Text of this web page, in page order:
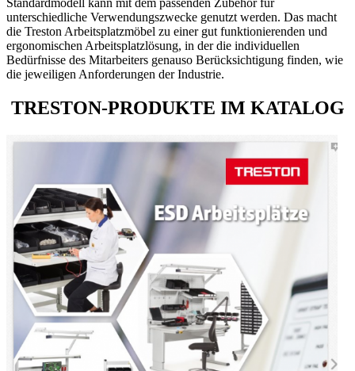
Standardmodell kann mit dem passenden Zubehör für
unterschiedliche Verwendungszwecke genutzt werden. Das macht
die Treston Arbeitsplatzmöbel zu einer gut funktionierenden und
ergonomischen Arbeitsplatzlösung, in der die individuellen
Bedürfnisse des Mitarbeiters genauso Berücksichtigung finden, wie
die jeweiligen Anforderungen der Industrie.
TRESTON-PRODUKTE IM KATALOG